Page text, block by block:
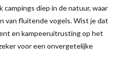
campings diep in de natuur, waar
van fluitende vogels. Wist je dat
en kampeeruitrusting op het
voor een onvergetelijke